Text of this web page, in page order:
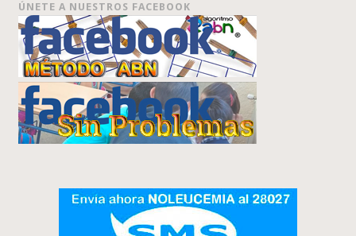
ÚNETE A NUESTROS FACEBOOK